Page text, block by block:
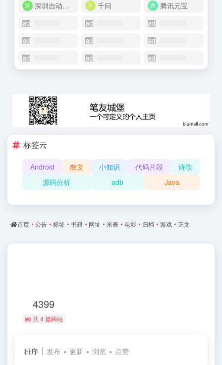
深圳自动化商城
千问 腾讯元宝
标签云
Android 散文 小知识 代码片段
诗歌
源码分析
adb Java
首页 • 公告 • 标签 • 书籍 • 网址 • 米表 • 电影 • 归档 • 游戏 • 正文
4399
共 4 篇网站
排序 发布 更新 浏览 点赞